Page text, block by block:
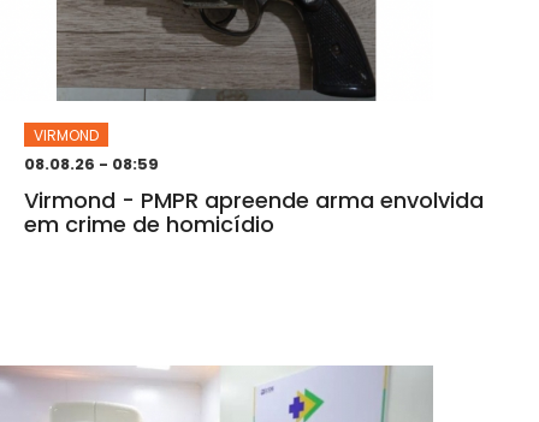
VIRMOND
08.08.26 - 08:59
Virmond - PMPR apreende arma envolvida
em crime de homicídio